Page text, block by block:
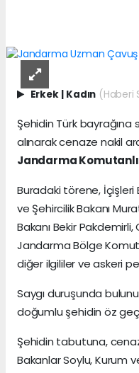
Erkek | Kadın (Haberi
Şehidin Türk bayrağına
alınarak cenaze nakil
Jandarma
Buradaki törene, İçişleri
ve Şehircilik Bakanı
Bakanı Bekir Pakdemirli,
Jandarma Bölge
diğer ilgililer ve askeri
Saygı duruşunda
doğumlu şehidin öz
Şehidin tabutuna,
Bakanlar Soylu, Kurum